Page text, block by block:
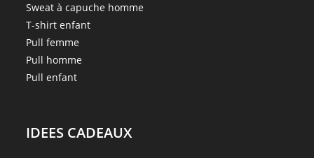
Sweat à capuche homme
T-shirt enfant
Pull femme
Pull homme
Pull enfant
IDEES CADEAUX